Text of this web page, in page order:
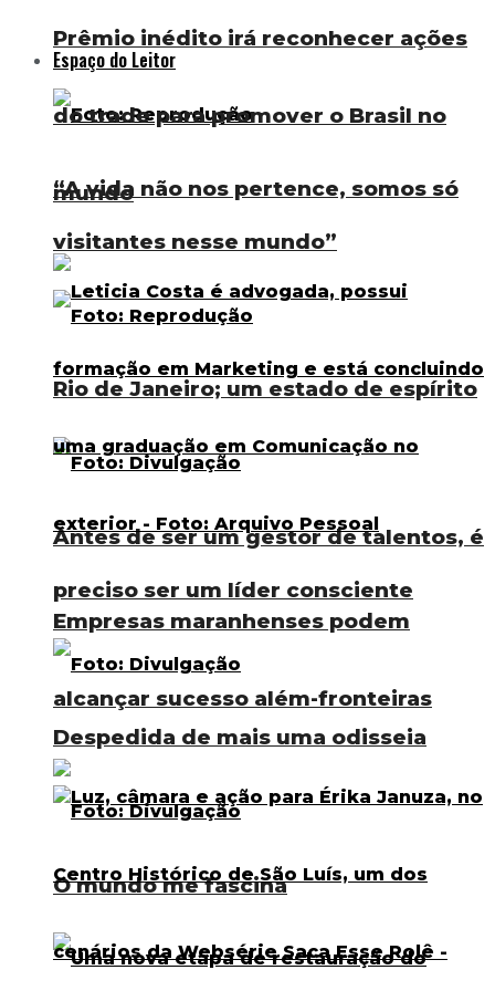
Espaço do Leitor
“A vida não nos pertence, somos só
visitantes nesse mundo”
Rio de Janeiro; um estado de espírito
Antes de ser um gestor de talentos, é
preciso ser um líder consciente
Despedida de mais uma odisseia
O mundo me fascina
Prêmio inédito irá reconhecer ações
do trade para promover o Brasil no
mundo
Empresas maranhenses podem
alcançar sucesso além-fronteiras